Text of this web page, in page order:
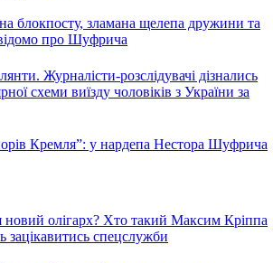
блокпосту, зламана щелепа дружини та
про Шуфрича
Журналісти-розслідувачі дізнались
схеми виїзду чоловіків з України за
Кремля”: у нардепа Нестора Шуфрича
новий олігарх? Хто такий Максим Кріппа
спецслужби